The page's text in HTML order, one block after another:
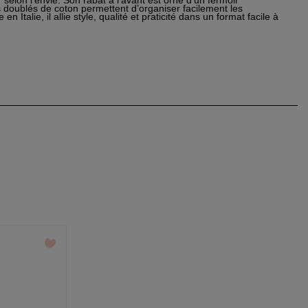
×
de coton permettent d’organiser facilement les
Italie, il allie style, qualité et praticité dans un format facile à
favorite_border